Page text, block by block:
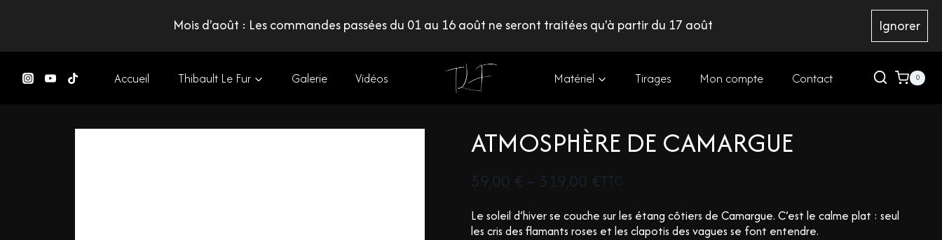
Mois d'août : Les commandes passées du 01 au 16 août ne seront traitées qu'à partir du 17 août Ignorer
Accueil Thibault Le Fur Galerie Vidéos Matériel Tirages Mon compte Contact 0
ATMOSPHÈRE DE CAMARGUE
59,00 € – 319,00 €TTC
Le soleil d’hiver se couche sur les étang côtiers de Camargue. C’est le calme plat : seul
les cris des flamants roses et les clapotis des vagues se font entendre.